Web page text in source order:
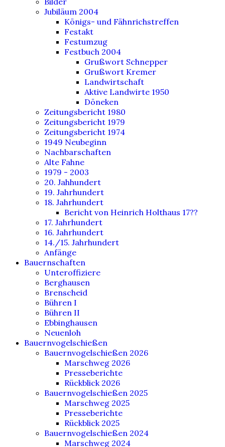
Jubiläum 2004
Königs- und Fähnrichstreffen
Festakt
Festumzug
Festbuch 2004
Grußwort Schnepper
Grußwort Kremer
Landwirtschaft
Aktive Landwirte 1950
Döneken
Zeitungsbericht 1980
Zeitungsbericht 1979
Zeitungsbericht 1974
1949 Neubeginn
Nachbarschaften
Alte Fahne
1979 - 2003
20. Jahhundert
19. Jahrhundert
18. Jahrhundert
Bericht von Heinrich Holthaus 17??
17. Jahrhundert
16. Jahrhundert
14./15. Jahrhundert
Anfänge
Bauernschaften
Unteroffiziere
Berghausen
Brenscheid
Bühren I
Bühren II
Ebbinghausen
Neuenloh
Bauernvogelschießen
Bauernvogelschießen 2026
Marschweg 2026
Presseberichte
Rückblick 2026
Bauernvogelschießen 2025
Marschweg 2025
Presseberichte
Rückblick 2025
Bauernvogelschießen 2024
Marschweg 2024